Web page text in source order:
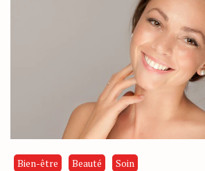
Bien-être Beauté Soin